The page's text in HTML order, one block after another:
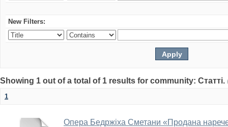
New Filters:
Showing 1 out of a total of 1 results for community: Статті.
1
Опера Бедржіха Сметани «Продана